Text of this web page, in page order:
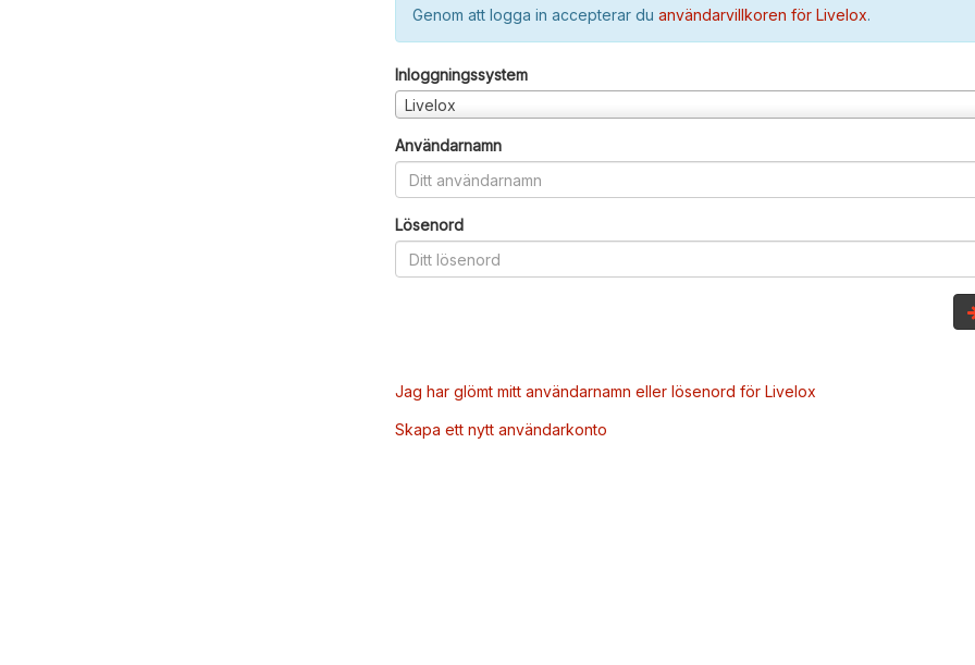
Genom att logga in accepterar du användarvillkoren för Livelox.
Inloggningssystem
Livelox
Användarnamn
Lösenord
Jag har glömt mitt användarnamn eller lösenord för Livelox
Skapa ett nytt användarkonto